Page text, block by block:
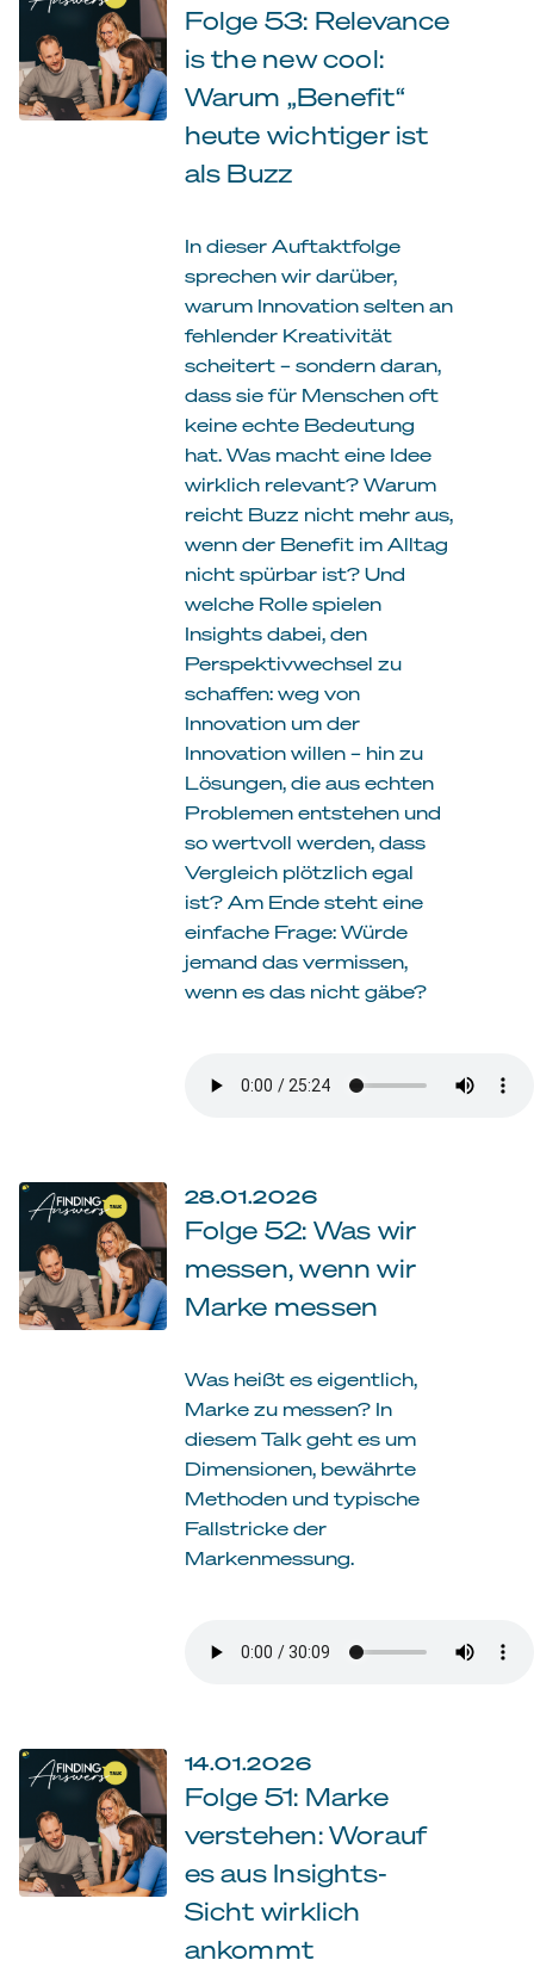
Folge 53: Relevance
is the new cool:
Warum „Benefit“
heute wichtiger ist
als Buzz
In dieser Auftaktfolge
sprechen wir darüber,
warum Innovation selten an
fehlender Kreativität
scheitert – sondern daran,
dass sie für Menschen oft
keine echte Bedeutung
hat. Was macht eine Idee
wirklich relevant? Warum
reicht Buzz nicht mehr aus,
wenn der Benefit im Alltag
nicht spürbar ist? Und
welche Rolle spielen
Insights dabei, den
Perspektivwechsel zu
schaffen: weg von
Innovation um der
Innovation willen – hin zu
Lösungen, die aus echten
Problemen entstehen und
so wertvoll werden, dass
Vergleich plötzlich egal
ist? Am Ende steht eine
einfache Frage: Würde
jemand das vermissen,
wenn es das nicht gäbe?
28.01.2026
Folge 52: Was wir
messen, wenn wir
Marke messen
Was heißt es eigentlich,
Marke zu messen? In
diesem Talk geht es um
Dimensionen, bewährte
Methoden und typische
Fallstricke der
Markenmessung.
14.01.2026
Folge 51: Marke
verstehen: Worauf
es aus Insights-
Sicht wirklich
ankommt